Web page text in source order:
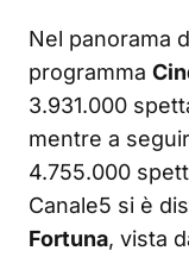
Nel panorama
programma
3.931.000
mentre a
4.755.000
Canale5 si è
Fortuna, vista